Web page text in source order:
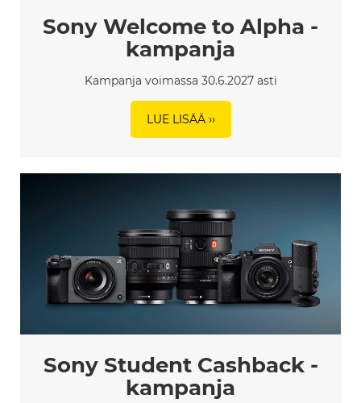
Sony Welcome to Alpha -
kampanja
Kampanja voimassa 30.6.2027 asti
LUE LISÄÄ ››
Sony Student Cashback -
kampanja